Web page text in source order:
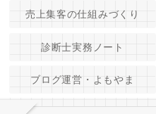
売上集客の仕組みづくり
診断士実務ノート
ブログ運営・よもやま